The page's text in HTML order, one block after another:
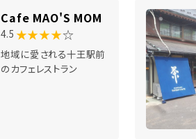
Cafe MAO'S MOM
4.5 ★★★★☆
地域に愛される十王駅前
のカフェレストラン